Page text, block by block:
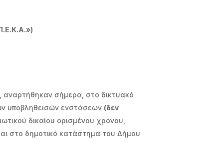
αναρτήθηκαν σήμερα, στο δικτυακό
υποβληθεισών ενστάσεων (δεν
δικαίου ορισμένου χρόνου,
στο δημοτικό κατάστημα του Δήμου